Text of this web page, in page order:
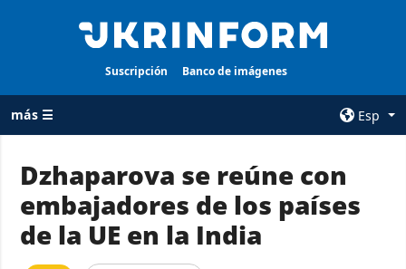
Suscripción Banco de imágenes
más ☰
Esp
TODAS LAS
CATEGORÍAS
Guerra
AGENCIA
sobre la agencia
Dzhaparova se reúne con
embajadores de los países
de la UE en la India